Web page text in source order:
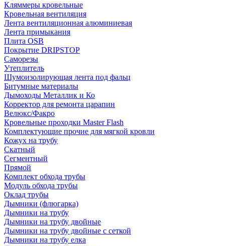
Кляммеры кровельные
Кровельная вентиляция
Лента вентиляционная алюминиевая
Лента примыкания
Плита OSB
Покрытие DRIPSTOP
Саморезы
Утеплитель
Шумоизолирующая лента под фальц
Битумные материалы
Дымоходы Металлик и Ко
Корректор для ремонта царапин
Велюкс/Факро
Кровельные проходки Master Flash
Комплектующие прочие для мягкой кровли
Кожух на трубу
Скатный
Сегментный
Прямой
Комплект обхода трубы
Модуль обхода трубы
Оклад трубы
Дымники (флюгарка)
Дымники на трубу
Дымники на трубу двoйные
Дымники на трубу двoйные с сеткой
Дымники на трубу елка